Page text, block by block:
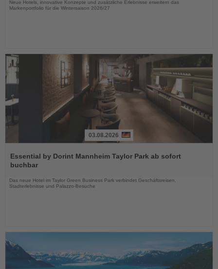
Neue Hotels, innovative Konzepte und zusätzliche Erlebnisse erweitern das
Markenportfolio für die Wintersaison 2026/27
Sie
die
03.08.2026
Essential by Dorint Mannheim Taylor Park ab sofort
buchbar
Das neue Hotel im Taylor Green Business Park verbindet Geschäftsreisen,
Stadterlebnisse und Palazzo-Besuche